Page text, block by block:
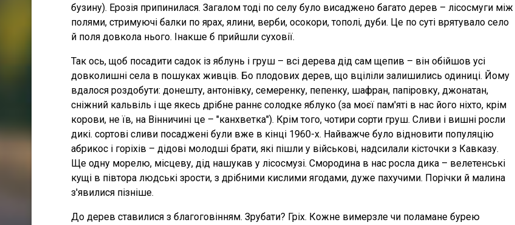
бузину). Ерозія припинилася. Загалом тоді по селу було висаджено багато дерев – лісосмуги між
полями, стримуючі балки по ярах, ялини, верби, осокори, тополі, дуби. Це по суті врятувало село
й поля довкола нього. Інакше б прийшли суховії.
Так ось, щоб посадити садок із яблунь і груш – всі дерева дід сам щепив – він обійшов усі
довколишні села в пошуках живців. Бо плодових дерев, що вціліли залишились одиниці. Йому
вдалося роздобути: донешту, антонівку, семеренку, пепенку, шафран, папіровку, джонатан,
сніжний кальвіль і ще якесь дрібне раннє солодке яблуко (за моєї пам'яті в нас його ніхто, крім
корови, не їв, на Вінничині це – "канхветка"). Крім того, чотири сорти груш. Сливи і вишні росли
дикі. сортові сливи посаджені були вже в кінці 1960-х. Найважче було відновити популяцію
абрикос і горіхів – дідові молодші брати, які пішли у військові, надсилали кісточки з Кавказу.
Ще одну морелю, місцеву, дід нашукав у лісосмузі. Смородина в нас росла дика – велетенські
кущі в півтора людські зрости, з дрібними кислими ягодами, дуже пахучими. Порічки й малина
з'явилися пізніше.
До дерев ставилися з благоговінням. Зрубати? Гріх. Кожне вимерзле чи поламане бурею